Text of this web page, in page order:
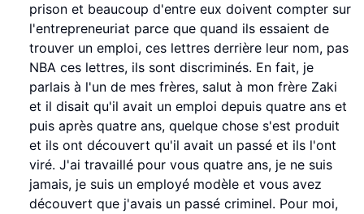
prison et beaucoup d'entre eux doivent compter sur
l'entrepreneuriat parce que quand ils essaient de
trouver un emploi, ces lettres derrière leur nom, pas
NBA ces lettres, ils sont discriminés. En fait, je
parlais à l'un de mes frères, salut à mon frère Zaki
et il disait qu'il avait un emploi depuis quatre ans et
puis après quatre ans, quelque chose s'est produit
et ils ont découvert qu'il avait un passé et ils l'ont
viré. J'ai travaillé pour vous quatre ans, je ne suis
jamais, je suis un employé modèle et vous avez
découvert que j'avais un passé criminel. Pour moi,